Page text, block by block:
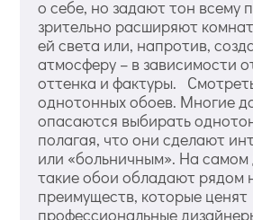
о себе, но задают тон всему
зрительно расширяют
ей света или, напротив,
атмосферу – в зависимости
оттенка и фактуры.
однотонных обоев. Многие
опасаются выбирать
полагая, что они сделают
или «больничным». На самом
такие обои обладают рядом
преимуществ, которые ценят
профессиональные